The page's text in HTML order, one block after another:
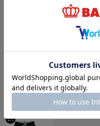
【OUTLET】
￥2,376
8/6～50%OFF
0739
￥979 (50%OFF)